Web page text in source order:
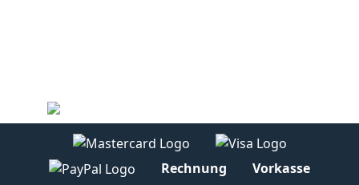
Rechnung Vorkasse